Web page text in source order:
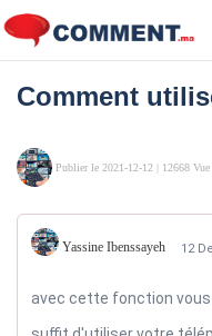
Comment
Publier le 2021-12-12 | 12668 Vue
Yassine Ibenssayeh 12
avec cette fonction vous